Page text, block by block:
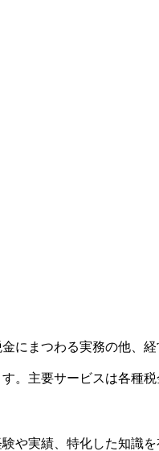
にまつわる実務の他、経
。主要サービスは各種
や実績、特化した知識